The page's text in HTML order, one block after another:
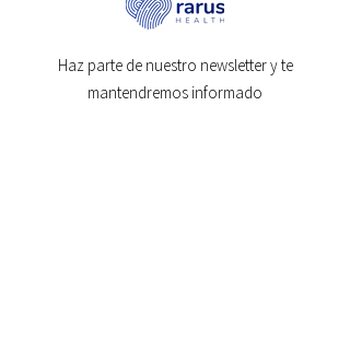
Haz parte de nuestro newsletter y te
mantendremos informado